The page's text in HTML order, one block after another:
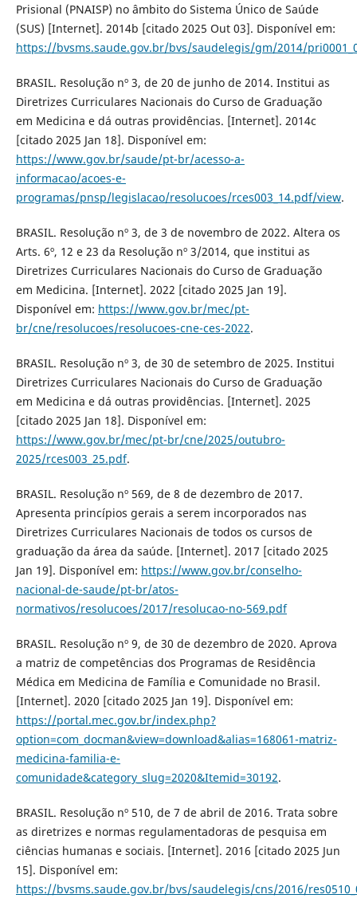
Prisional (PNAISP) no âmbito do Sistema Único de Saúde
(SUS) [Internet]. 2014b [citado 2025 Out 03]. Disponível em:
https://bvsms.saude.gov.br/bvs/saudelegis/gm/2014/
BRASIL. Resolução nº 3, de 20 de junho de 2014. Institui as
Diretrizes Curriculares Nacionais do Curso de Graduação
em Medicina e dá outras providências. [Internet]. 2014c
[citado 2025 Jan 18]. Disponível em:
https://www.gov.br/saude/pt-br/acesso-a-
informacao/acoes-e-
programas/pnsp/legislacao/resolucoes/rces003_14.pdf/view.
BRASIL. Resolução nº 3, de 3 de novembro de 2022. Altera os
Arts. 6º, 12 e 23 da Resolução nº 3/2014, que institui as
Diretrizes Curriculares Nacionais do Curso de Graduação
em Medicina. [Internet]. 2022 [citado 2025 Jan 19].
Disponível em: https://www.gov.br/mec/pt-
br/cne/resolucoes/resolucoes-cne-ces-2022.
BRASIL. Resolução nº 3, de 30 de setembro de 2025. Institui
Diretrizes Curriculares Nacionais do Curso de Graduação
em Medicina e dá outras providências. [Internet]. 2025
[citado 2025 Jan 18]. Disponível em:
https://www.gov.br/mec/pt-br/cne/2025/outubro-
2025/rces003_25.pdf.
BRASIL. Resolução nº 569, de 8 de dezembro de 2017.
Apresenta princípios gerais a serem incorporados nas
Diretrizes Curriculares Nacionais de todos os cursos de
graduação da área da saúde. [Internet]. 2017 [citado 2025
Jan 19]. Disponível em: https://www.gov.br/conselho-
nacional-de-saude/pt-br/atos-
normativos/resolucoes/2017/resolucao-no-569.pdf
BRASIL. Resolução nº 9, de 30 de dezembro de 2020. Aprova
a matriz de competências dos Programas de Residência
Médica em Medicina de Família e Comunidade no Brasil.
[Internet]. 2020 [citado 2025 Jan 19]. Disponível em:
https://portal.mec.gov.br/index.php?
option=com_docman&view=download&alias=168061-matriz-
medicina-familia-e-
comunidade&category_slug=2020&Itemid=30192.
BRASIL. Resolução nº 510, de 7 de abril de 2016. Trata sobre
as diretrizes e normas regulamentadoras de pesquisa em
ciências humanas e sociais. [Internet]. 2016 [citado 2025 Jun
15]. Disponível em:
https://bvsms.saude.gov.br/bvs/saudelegis/cns/2016/